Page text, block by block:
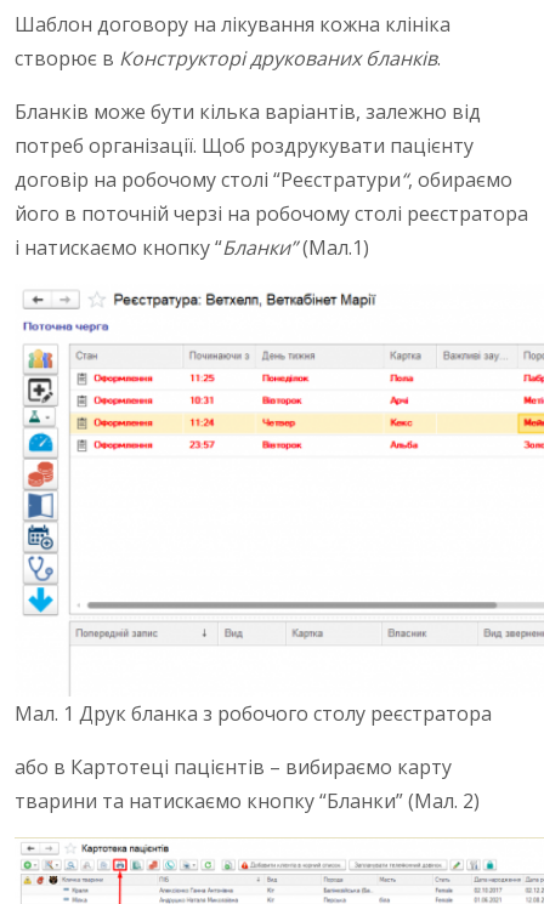
Шаблон договору на лікування кожна клініка
створює в Конструкторі друкованих бланків.
Бланків може бути кілька варіантів, залежно від
потреб організації. Щоб роздрукувати пацієнту
договір на робочому столі “Реєстратури“, обираємо
його в поточній черзі на робочому столі реєстратора
і натискаємо кнопку “Бланки”(Мал.1)
Мал. 1 Друк бланка з робочого столу реєстратора
або в Картотеці пацієнтів – вибираємо карту
тварини та натискаємо кнопку “Бланки” (Мал. 2)